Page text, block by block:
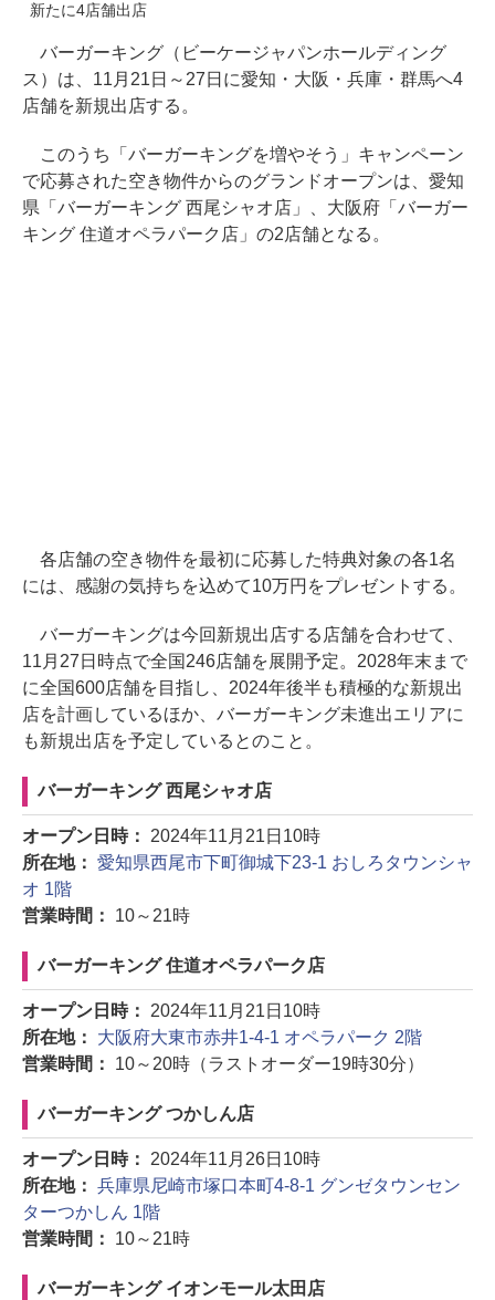
新たに4店舗出店
バーガーキング（ビーケージャパンホールディング
ス）は、11月21日～27日に愛知・大阪・兵庫・群馬へ4
店舗を新規出店する。
このうち「バーガーキングを増やそう」キャンペーン
で応募された空き物件からのグランドオープンは、愛知
県「バーガーキング 西尾シャオ店」、大阪府「バーガー
キング 住道オペラパーク店」の2店舗となる。
各店舗の空き物件を最初に応募した特典対象の各1名
には、感謝の気持ちを込めて10万円をプレゼントする。
バーガーキングは今回新規出店する店舗を合わせて、
11月27日時点で全国246店舗を展開予定。2028年末まで
に全国600店舗を目指し、2024年後半も積極的な新規出
店を計画しているほか、バーガーキング未進出エリアに
も新規出店を予定しているとのこと。
バーガーキング 西尾シャオ店
オープン日時： 2024年11月21日10時
所在地： 愛知県西尾市下町御城下23-1 おしろタウンシャ
オ 1階
営業時間： 10～21時
バーガーキング 住道オペラパーク店
オープン日時： 2024年11月21日10時
所在地： 大阪府大東市赤井1-4-1 オペラパーク 2階
営業時間： 10～20時（ラストオーダー19時30分）
バーガーキング つかしん店
オープン日時： 2024年11月26日10時
所在地： 兵庫県尼崎市塚口本町4-8-1 グンゼタウンセン
ターつかしん 1階
営業時間： 10～21時
バーガーキング イオンモール太田店